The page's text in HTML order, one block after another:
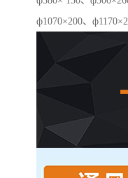
ф1070×200、